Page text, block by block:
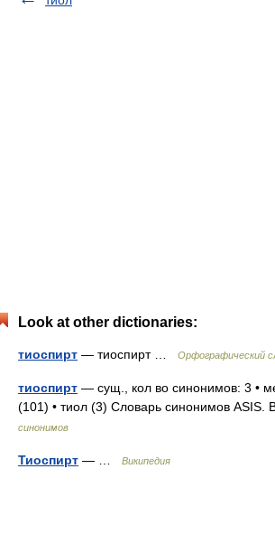
Look at other dictionaries:
тиоспирт — тиоспирт … Орфографический
тиоспирт — сущ., кол во синонимов: 3 •
(101) • тиол (3) Словарь синонимов
синонимов
Тиоспирт — … Википедия